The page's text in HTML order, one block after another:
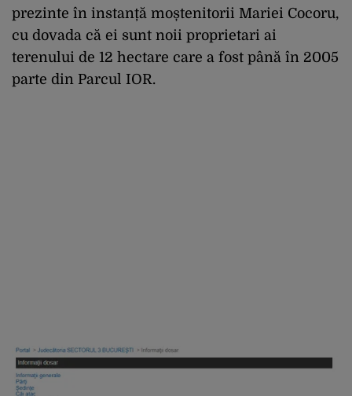
prezinte în instanță moștenitorii Mariei Cocoru,
cu dovada că ei sunt noii proprietari ai
terenului de 12 hectare care a fost până în 2005
parte din Parcul IOR.